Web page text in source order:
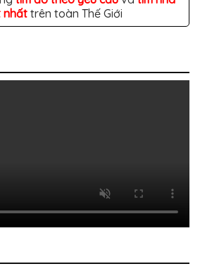
nhất trên toàn Thế Giới